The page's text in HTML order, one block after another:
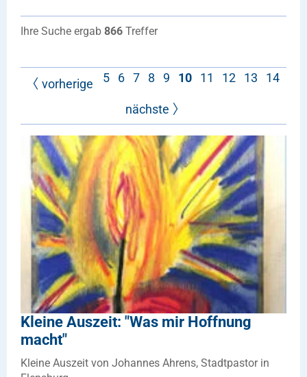
Ihre Suche ergab 866 Treffer
vorherige 5 6 7 8 9 10 11 12 13 14
nächste
Kleine Auszeit: "Was mir Hoffnung
macht"
Kleine Auszeit von Johannes Ahrens, Stadtpastor in